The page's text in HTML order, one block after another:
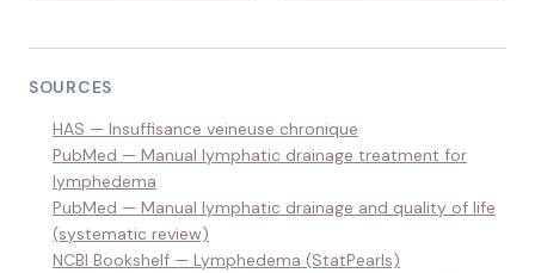
SOURCES
HAS — Insuffisance veineuse chronique
PubMed — Manual lymphatic drainage treatment for
lymphedema
PubMed — Manual lymphatic drainage and quality of life
(systematic review)
NCBI Bookshelf — Lymphedema (StatPearls)